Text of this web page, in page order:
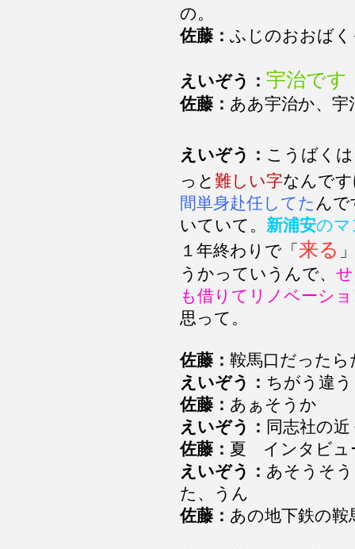
の。
佐藤： ふじのおおば
えいぞう： 宇治です
佐藤： ああ宇治か、
えいぞう： こうばく
っと 難しい字なんで
間単身赴任してた ん
いていて。 新浦安のマ
１年終わりで「 来る
うかっていうんで、
も借りてリノベーシ
思って。
佐藤： 鞍馬口だった
えいぞう： ちがう違
佐藤： あぁそうか
えいぞう： 同志社の
佐藤： 夏 インタビュ
えいぞう： あそうそ
た、うん
佐藤： あの地下鉄の鞍